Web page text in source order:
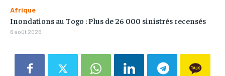
Afrique
Inondations au Togo : Plus de 26 000 sinistrés recensés
6 août 2026